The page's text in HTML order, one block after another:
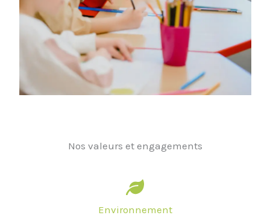
Nos valeurs et engagements
Environnement